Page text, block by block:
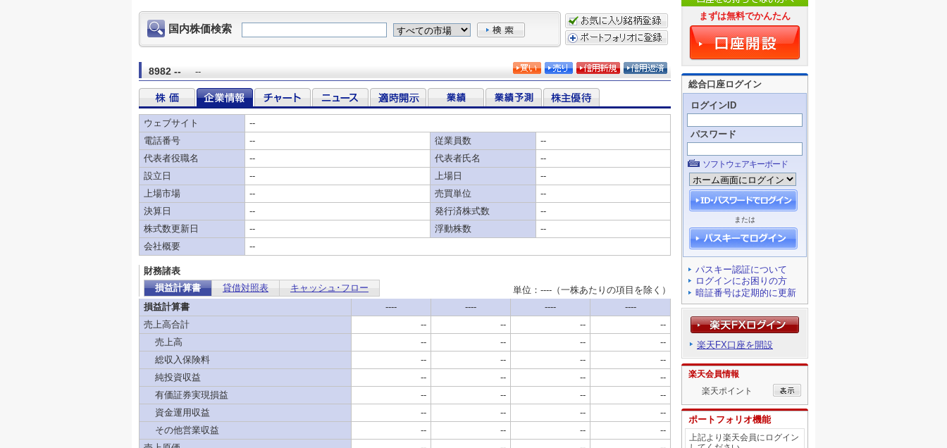
まずは無料でかんたん
総合口座ログイン
ログインID
パスワード
ソフトウェアキーボード
または
パスキー認証について
ログインにお困りの方
暗証番号は定期的に更新
楽天FX口座を開設
楽天会員情報
楽天ポイント
ポートフォリオ機能
上記より楽天会員にログイン